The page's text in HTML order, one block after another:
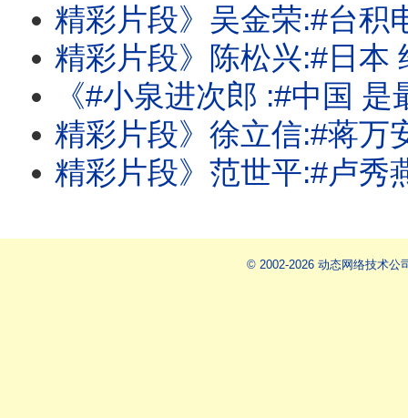
精彩片段》吴金荣:#台积电 霸主地位
精彩片段》陈松兴:#日本 经济
《#小泉进次郎 :#中国 是最大威胁!#蒋万安 市府千疮百孔!三大
精彩片段》徐立信:#蒋万安 也
精彩片段》范世平:#卢秀燕 把责
© 2002-2026 动态网络技术公